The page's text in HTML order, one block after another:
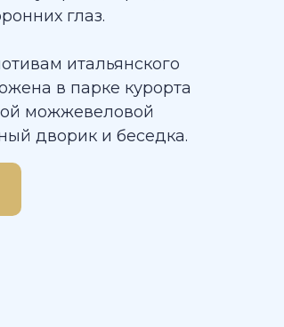
глаз.
итальянского
в парке курорта
можжевеловой
дворик и беседка.